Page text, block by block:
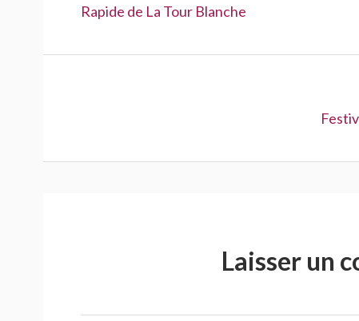
l’article
Précédent :
Rapide de La Tour Blanche
Laisser un